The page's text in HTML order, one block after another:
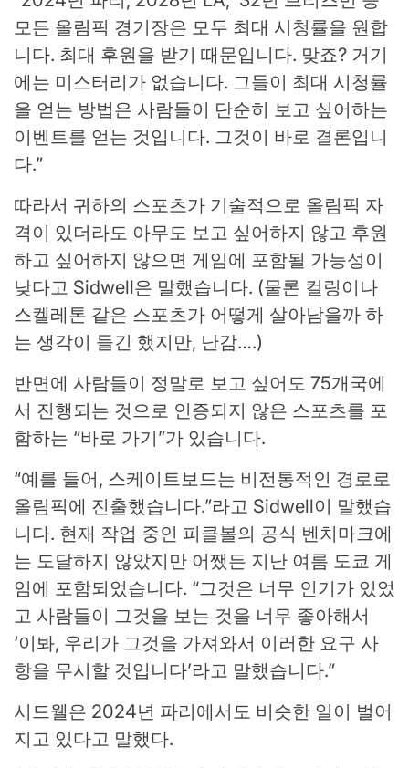
모든 올림픽 경기장은 모두 최대 시청률을 원합
니다. 최대 후원을 받기 때문입니다. 맞죠? 거기
에는 미스터리가 없습니다. 그들이 최대 시청률
을 얻는 방법은 사람들이 단순히 보고 싶어하는
이벤트를 얻는 것입니다. 그것이 바로 결론입니
다.”
따라서 귀하의 스포츠가 기술적으로 올림픽 자
격이 있더라도 아무도 보고 싶어하지 않고 후원
하고 싶어하지 않으면 게임에 포함될 가능성이
낮다고 Sidwell은 말했습니다. (물론 컬링이나
스켈레톤 같은 스포츠가 어떻게 살아남을까 하
는 생각이 들긴 했지만, 난감….)
반면에 사람들이 정말로 보고 싶어도 75개국에
서 진행되는 것으로 인증되지 않은 스포츠를 포
함하는 “바로 가기”가 있습니다.
“예를 들어, 스케이트보드는 비전통적인 경로로
올림픽에 진출했습니다.”라고 Sidwell이 말했습
니다. 현재 작업 중인 피클볼의 공식 벤치마크에
는 도달하지 않았지만 어쨌든 지난 여름 도쿄 게
임에 포함되었습니다. “그것은 너무 인기가 있었
고 사람들이 그것을 보는 것을 너무 좋아해서
‘이봐, 우리가 그것을 가져와서 이러한 요구 사
항을 무시할 것입니다’라고 말했습니다.”
시드웰은 2024년 파리에서도 비슷한 일이 벌어
지고 있다고 말했다.